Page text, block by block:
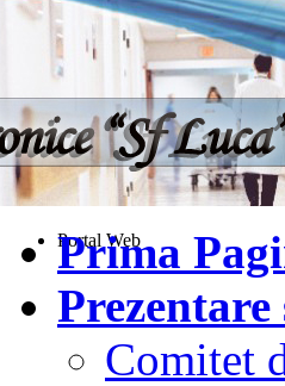
Portal Web
Prima
Comitet